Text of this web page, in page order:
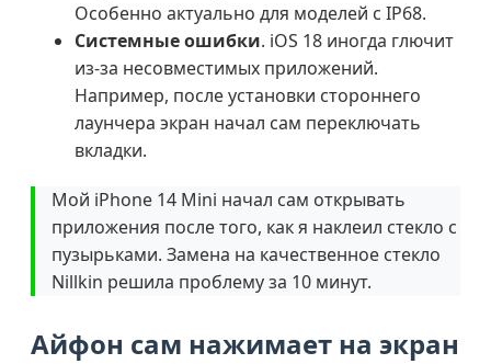
Особенно актуально для моделей с IP68.
Системные ошибки. iOS 18 иногда глючит
из-за несовместимых приложений.
Например, после установки стороннего
лаунчера экран начал сам переключать
вкладки.
Мой iPhone 14 Mini начал сам открывать
приложения после того, как я наклеил стекло с
пузырьками. Замена на качественное стекло
Nillkin решила проблему за 10 минут.
Айфон сам нажимает на экран